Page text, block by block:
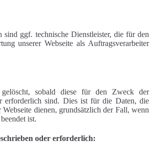
sind ggf. technische Dienstleister, die für den
unserer Webseite als Auftragsverarbeiter
sobald diese für den Zweck der
erforderlich sind. Dies ist für die Daten, die
dienen, grundsätzlich der Fall, wenn
ist.
oder erforderlich: